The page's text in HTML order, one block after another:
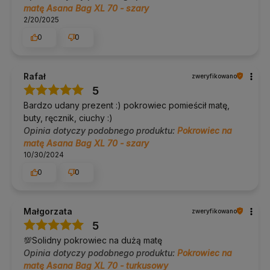
Czy zmieści się mata 80 cm?
pokrowiec.
Na regulowanym pasku lub dwóch rączkach, na ramieniu, w
poprzek ciała albo w dłoni.
Czy zmieści akcesoria obok maty?
Tak, obok maty schowasz portfel, ręcznik lub butelkę wody, a
drobiazgi w wewnętrznej kieszonce.
Dodatkowe informacje
Zwroty:14 dni bez podania przyczyny.
Pomoc w doborze:
tel. 690 447 426 (pon–pt 9:30–16:30),
info@yogabazar.pl.
Od 2014 roku doradzamy w doborze sprzętu do jogi i pilatesu.
Klienci często pytają nas, jaki pokrowiec pasuje do ich maty, a
po naszym bezpłatnym doradztwie zwroty zdarzają się
matę Asana Bag XL 70 - szary
2/20/2025
0
0
Rafał zweryfikowano
5
Bardzo udany prezent :) pokrowiec pomieścił matę,
buty, ręcznik, ciuchy :)
Opinia dotyczy podobnego produktu: Pokrowiec na
matę Asana Bag XL 70 - szary
10/30/2024
0
0
Małgorzata zweryfikowano
5
💯Solidny pokrowiec na dużą matę
Opinia dotyczy podobnego produktu: Pokrowiec na
matę Asana Bag XL 70 - turkusowy